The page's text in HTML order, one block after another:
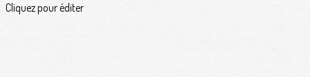
Cliquez pour éditer